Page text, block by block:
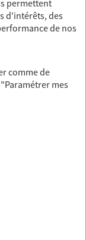
une
permettent
d'intérêts, des
de nos
comme de
"Paramétrer mes